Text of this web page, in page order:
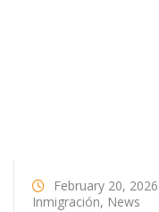
February 20, 2026
Inmigración, News